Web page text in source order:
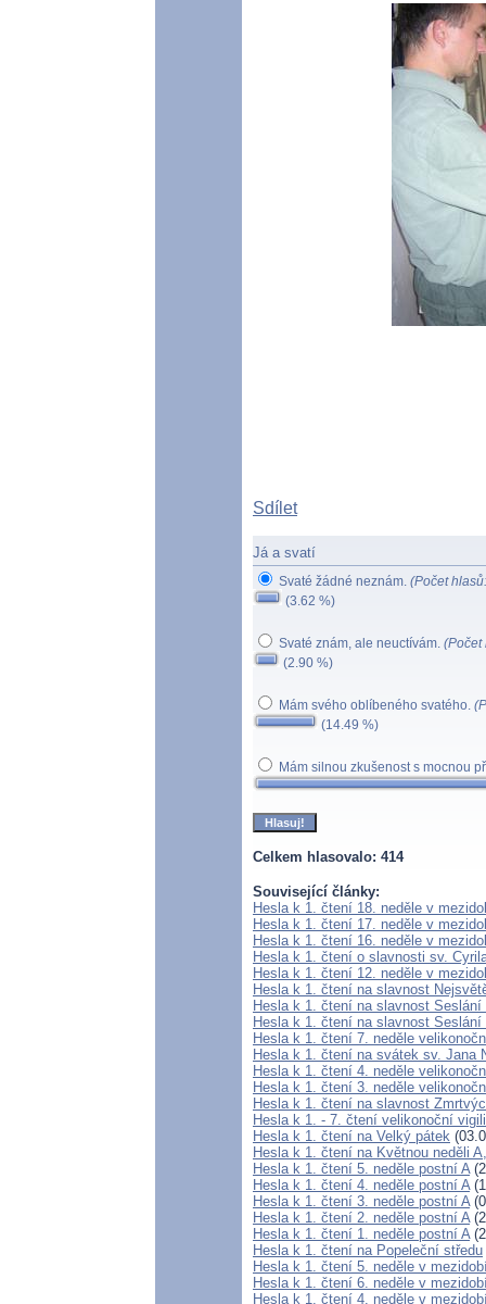
Sdílet
Já a svatí
Svaté žádné neznám. (Počet
(3.62 %)
Svaté znám, ale neuctívám. (Počet
(2.90 %)
Mám svého oblíbeného svatého.
(14.49 %)
Mám silnou zkušenost s mocnou
Celkem hlasovalo: 414
Související články:
Hesla k 1. čtení 18. neděle v
Hesla k 1. čtení 17. neděle v
Hesla k 1. čtení 16. neděle v
Hesla k 1. čtení o slavnosti sv.
Hesla k 1. čtení 12. neděle v
Hesla k 1. čtení na slavnost
Hesla k 1. čtení na slavnost
Hesla k 1. čtení na slavnost
Hesla k 1. čtení 7. neděle
Hesla k 1. čtení na svátek sv. Jana
Hesla k 1. čtení 4. neděle
Hesla k 1. čtení 3. neděle
Hesla k 1. čtení na slavnost
Hesla k 1. - 7. čtení velikonoční
Hesla k 1. čtení na Velký pátek
Hesla k 1. čtení na Květnou neděli
Hesla k 1. čtení 5. neděle postní A
Hesla k 1. čtení 4. neděle postní A
Hesla k 1. čtení 3. neděle postní A
Hesla k 1. čtení 2. neděle postní A
Hesla k 1. čtení 1. neděle postní A
Hesla k 1. čtení na Popeleční středu
Hesla k 1. čtení 5. neděle v
Hesla k 1. čtení 6. neděle v
Hesla k 1. čtení 4. neděle v